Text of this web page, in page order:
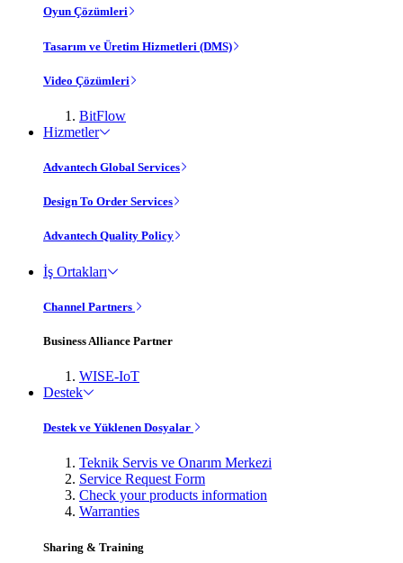
Oyun Çözümleri
Tasarım ve Üretim Hizmetleri (DMS)
Video Çözümleri
BitFlow
Hizmetler
Advantech Global Services
Design To Order Services
Advantech Quality Policy
İş Ortakları
Channel Partners
Business Alliance Partner
WISE-IoT
Destek
Destek ve Yüklenen Dosyalar
Teknik Servis ve Onarım Merkezi
Service Request Form
Check your products information
Warranties
Sharing & Training